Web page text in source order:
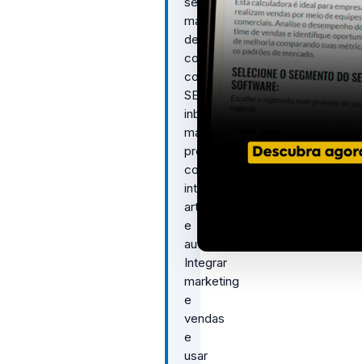
marketing
de
conteúdo
com
SEO,
inbound
marketing,
prospecção
com
inteligência
artificial
e
automação.
Integrar
marketing
e
vendas
e
usar